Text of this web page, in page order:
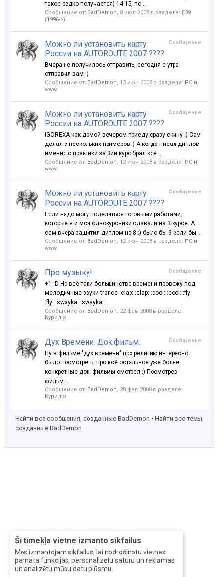
Šī tīmekļa vietne izmanto sīkfailus
Mēs izmantojam sīkfailus, lai nodrošinātu vietnes
pamata funkcijas, personalizētu saturu un reklāmas
un analizētu mūsu datu plūsmu.
такое редко получается) 14-15, по...
Сообщение от: BadDemon, 8 июл 2008 в разделе: E39
(1996->)
Сообщение
Можно ли установить карту
России на AUTOROUTE 2007 ????
Вчера не получилось отправить, сегодня с утра
отправил вам :)
Сообщение от: BadDemon, 13 июн 2008 в разделе: PC и
www
Сообщение
Можно ли установить карту
России на AUTOROUTE 2007 ????
IGOREXA как домой вечером приеду сразу скину :) Сам
делал с нескольких примеров :) А когда писал диплом
именно с практики за 3ий курс брал кое...
Сообщение от: BadDemon, 12 июн 2008 в разделе: PC и
www
Сообщение
Можно ли установить карту
России на AUTOROUTE 2007 ????
Если надо могу поделиться готовыми работами,
которые я и мои однокурсники сдавали на 3 курсе. А
сам вчера защитил диплом на 8 :) было бы 9 если бы...
Сообщение от: BadDemon, 12 июн 2008 в разделе: PC и
www
Сообщение
Про музыку!
+1 :D Но всё таки большинство времени провожу под
мелодичные звуки trance :clap: :clap: :cool: :cool: :fly:
:fly: :swayka: :swayka:...
Сообщение от: BadDemon, 22 фев 2008 в разделе:
Курилка
Сообщение
Дух Времени. Док.фильм.
Ну в фильме "дух времени" про религию интересно
было посмотреть, про всё остальное уже более
конкретные док. фильмы смотрел :) Посмотрев
фильм...
Сообщение от: BadDemon, 20 фев 2008 в разделе:
Курилка
Найти все сообщения, созданные BadDemon
Найти все темы,
созданные BadDemon